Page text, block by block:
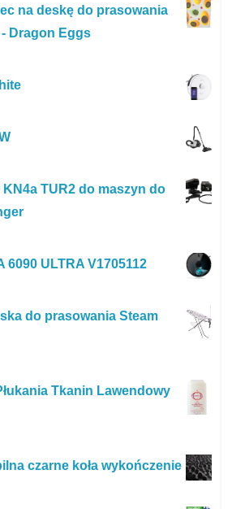
na deskę do prasowania
Dragon Eggs
TUR2 do maszyn do
6090 ULTRA V1705112
do prasowania Steam
Tkanin Lawendowy
czarne koła wykończenie